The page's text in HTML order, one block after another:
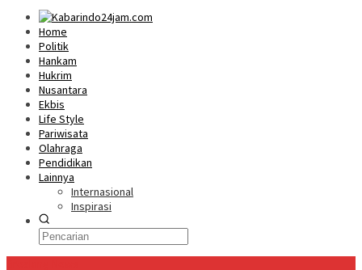
Home
Politik
Hankam
Hukrim
Nusantara
Ekbis
Life Style
Pariwisata
Olahraga
Pendidikan
Lainnya
Internasional
Inspirasi